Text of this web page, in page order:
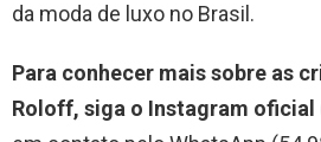
da moda de luxo no Brasil.
Para conhecer mais sobre as
Roloff, siga o Instagram oficial